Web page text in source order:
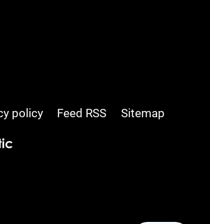
policy Feed RSS Sitemap